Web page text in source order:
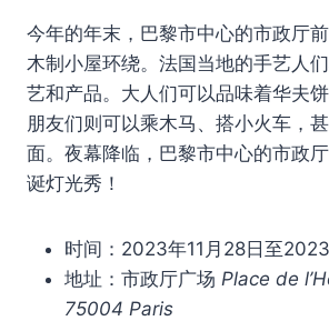
今年的年末，巴黎市中心的市政厅
木制小屋环绕。法国当地的手艺人
艺和产品。大人们可以品味着华夫
朋友们则可以乘木马、搭小火车，
面。夜幕降临，巴黎市中心的市政
诞灯光秀！
时间：2023年11月28日至
地址：市政厅广场 Place de
75004 Paris